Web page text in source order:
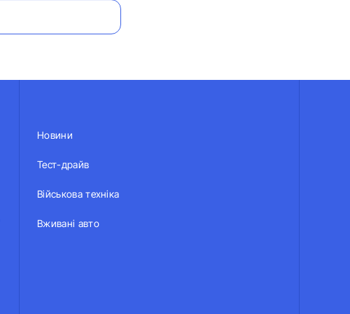
Новини
Тест-драйв
Військова техніка
Вживані авто